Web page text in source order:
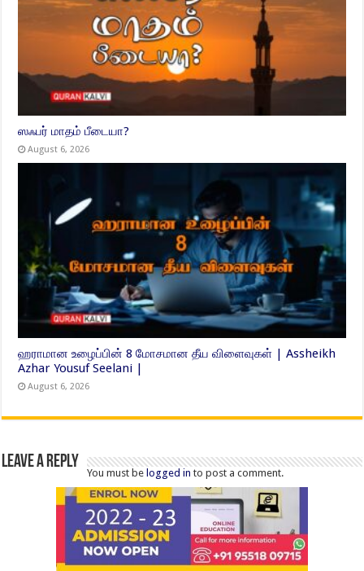
ஸஃபர் மாதம் பீடையா?
August 6, 2026
ஹராமான உழைப்பின் 8 மோசமான தீய விளைவுகள் | Assheikh
Azhar Yousuf Seelani |
August 6, 2026
Leave a Reply
You must be logged in to post a comment.